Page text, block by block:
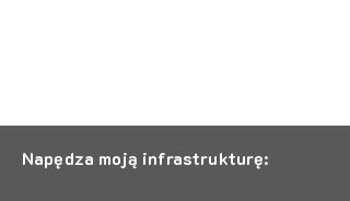
Napędza moją infrastrukturę: